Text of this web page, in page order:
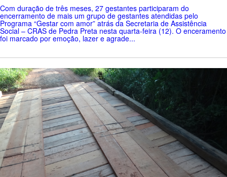
Com duração de três meses, 27 gestantes participaram do
encerramento de mais um grupo de gestantes atendidas pelo
Programa “Gestar com amor” atrás da Secretaria de Assistência
Social – CRAS de Pedra Preta nesta quarta-feira (12). O enceramento
foi marcado por emoção, lazer e agrade...